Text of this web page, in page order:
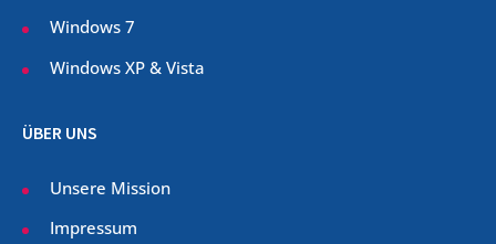
Windows 7
Windows XP & Vista
ÜBER UNS
Unsere Mission
Impressum